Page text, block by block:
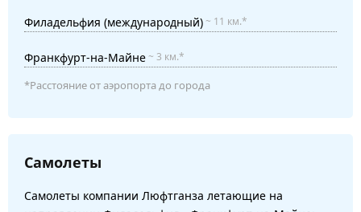
Филадельфия (международный)~ 11 км.*
Франкфурт-на-Майне~ 3 км.*
*Расстояние от аэропорта до города
Самолеты
Самолеты компании Люфтганза летающие на